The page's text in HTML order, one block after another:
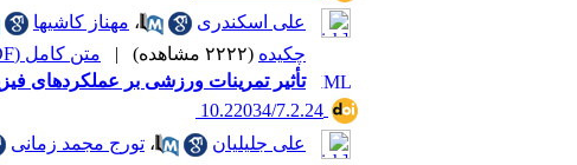
علی اسکندری
، مهناز کاشیها
چکیده (۲۲۲۲ مشاهده) | متن کامل (PDF)
تأثیر تمرینات ورزشی بر عملکردهای
‎ 10.22034/7.2.24
علی جلیلیان
، تورج مجمد زمانی